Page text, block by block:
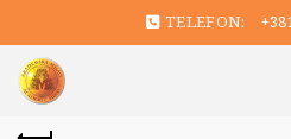
TELEFON: